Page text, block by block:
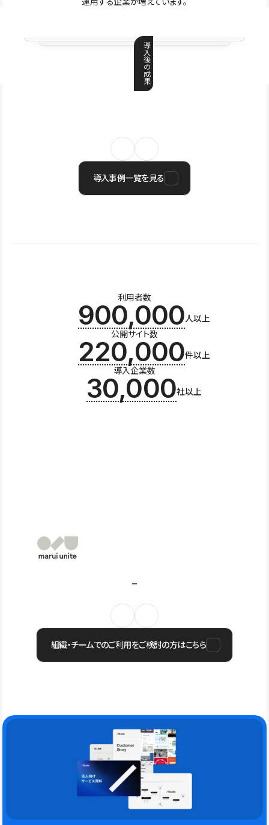
導
入
後
の
成
果
導入事例一覧を見る
利用者数
900,000人以上
公開サイト数
220,000件以上
導入企業数
30,000社以上
組織・チームでのご利用をご検討の方はこちら